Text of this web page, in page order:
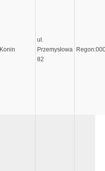
Konin
ul.
Przemysłowa
82